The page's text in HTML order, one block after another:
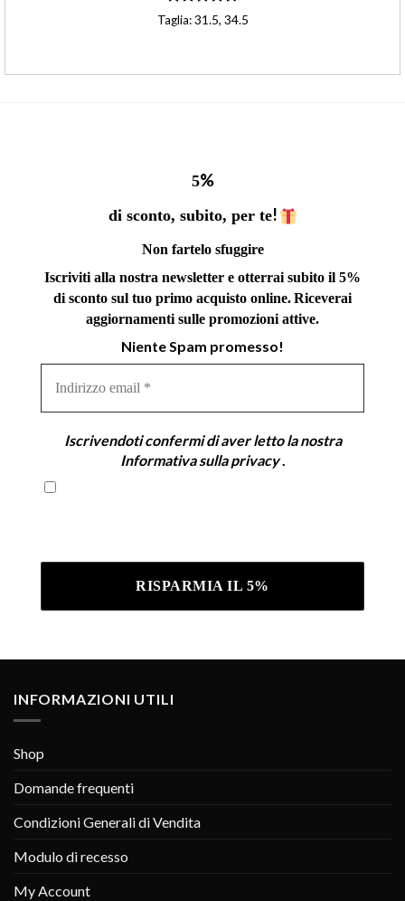
Valutato
4.70
su 5
Taglia: 31.5, 34.5
5%
di sconto, subito, per te!
Non fartelo sfuggire
Iscriviti alla nostra newsletter e otterrai subito il 5%
di sconto sul tuo primo acquisto online.Riceverai
aggiornamenti sulle promozioni attive.
Niente Spam promesso!
email
Iscrivendoti confermi di aver letto la nostra
Informativa sulla privacy
INFORMAZIONI UTILI
Shop
Domande frequenti
Condizioni Generali di Vendita
Modulo di recesso
My Account